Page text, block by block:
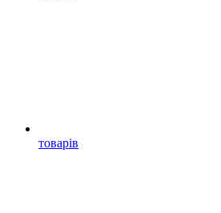
товарів